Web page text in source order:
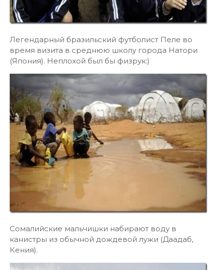
Легендарный бразильский футболист Пеле во
время визита в среднюю школу города Натори
(Япония). Неплохой был бы физрук:)
Сомалийские мальчишки набирают воду в
канистры из обычной дождевой лужи (Даадаб,
Кения).